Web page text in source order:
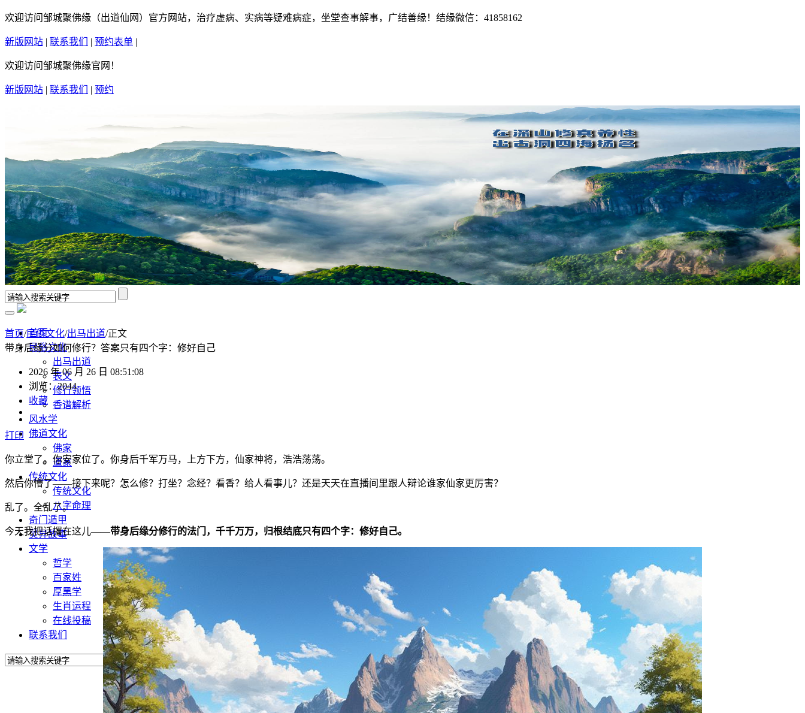
欢迎访问邹城聚佛缘（出道仙网）官方网站，治疗虚病、实病等疑难病症，坐堂查事解事，广结善缘！结缘微信：41858162
新版网站 | 联系我们 | 预约表单 |
欢迎访问邹城聚佛缘官网！
新版网站 | 联系我们 | 预约
首页
民俗文化
出马出道
表文
修行领悟
香谱解析
风水学
佛道文化
佛家
道家
传统文化
传统文化
八字命理
奇门遁甲
灵异故事
文学
哲学
百家姓
厚黑学
生肖运程
在线投稿
联系我们
首页/民俗文化/出马出道/正文
带身后缘分如何修行？答案只有四个字：修好自己
2026 年 06 月 26 日 08:51:08
浏览：2044
收藏
打印
你立堂了。你安家位了。你身后千军万马，上方下方，仙家神将，浩浩荡荡。
然后你懵了——接下来呢？怎么修？打坐？念经？看香？给人看事儿？还是天天在直播间里跟人辩论谁家仙家更厉害？
乱了。全乱了。
今天我把话撂在这儿——带身后缘分修行的法门，千千万万，归根结底只有四个字：修好自己。